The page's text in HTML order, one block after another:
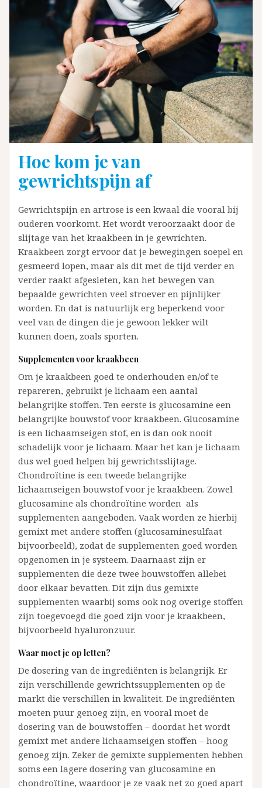
Hoe kom je van
gewrichtspijn af
Gewrichtspijn en artrose is een kwaal die vooral bij
ouderen voorkomt. Het wordt veroorzaakt door de
slijtage van het kraakbeen in je gewrichten.
Kraakbeen zorgt ervoor dat je bewegingen soepel en
gesmeerd lopen, maar als dit met de tijd verder en
verder raakt afgesleten, kan het bewegen van
bepaalde gewrichten veel stroever en pijnlijker
worden. En dat is natuurlijk erg beperkend voor
veel van de dingen die je gewoon lekker wilt
kunnen doen, zoals sporten.
Supplementen voor kraakbeen
Om je kraakbeen goed te onderhouden en/of te
repareren, gebruikt je lichaam een aantal
belangrijke stoffen. Ten eerste is glucosamine een
belangrijke bouwstof voor kraakbeen. Glucosamine
is een lichaamseigen stof, en is dan ook nooit
schadelijk voor je lichaam. Maar het kan je lichaam
dus wel goed helpen bij gewrichtsslijtage.
Chondroïtine is een tweede belangrijke
lichaamseigen bouwstof voor je kraakbeen. Zowel
glucosamine als chondroïtine worden als
supplementen aangeboden. Vaak worden ze hierbij
gemixt met andere stoffen (glucosaminesulfaat
bijvoorbeeld), zodat de supplementen goed worden
opgenomen in je systeem. Daarnaast zijn er
supplementen die deze twee bouwstoffen allebei
door elkaar bevatten. Dit zijn dus gemixte
supplementen waarbij soms ook nog overige stoffen
zijn toegevoegd die goed zijn voor je kraakbeen,
bijvoorbeeld hyaluronzuur.
Waar moet je op letten?
De dosering van de ingrediënten is belangrijk. Er
zijn verschillende gewrichtssupplementen op de
markt die verschillen in kwaliteit. De ingrediënten
moeten puur genoeg zijn, en vooral moet de
dosering van de bouwstoffen – doordat het wordt
gemixt met andere lichaamseigen stoffen – hoog
genoeg zijn. Zeker de gemixte supplementen hebben
soms een lagere dosering van glucosamine en
chondroïtine, waardoor je ze vaak net zo goed apart